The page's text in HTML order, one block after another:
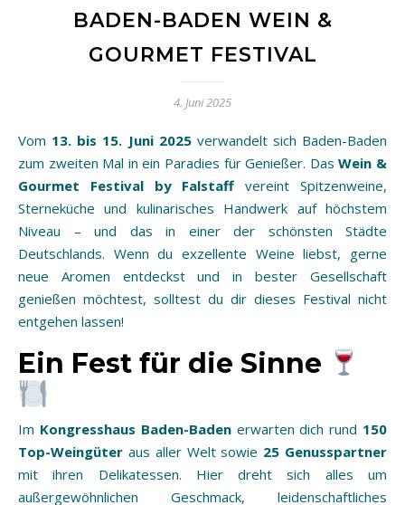
BADEN-BADEN WEIN &
GOURMET FESTIVAL
4. Juni 2025
Vom 13. bis 15. Juni 2025verwandelt sich Baden-Baden
zum zweiten Mal in ein Paradies für Genießer. DasWein &
Gourmet Festival by Falstaff vereint Spitzenweine,
Sterneküche und kulinarisches Handwerk auf höchstem
Niveau – und das in einer der schönsten Städte
Deutschlands. Wenn du exzellente Weine liebst, gerne
neue Aromen entdeckst und in bester Gesellschaft
genießen möchtest, solltest du dir dieses Festival nicht
entgehen lassen!
Ein Fest für die Sinne
Im Kongresshaus Baden-Badenerwarten dich rund 150
Top-Weingüter aus aller Welt sowie 25 Genusspartner
mit ihren Delikatessen. Hier dreht sich alles um
außergewöhnlichen Geschmack, leidenschaftliches